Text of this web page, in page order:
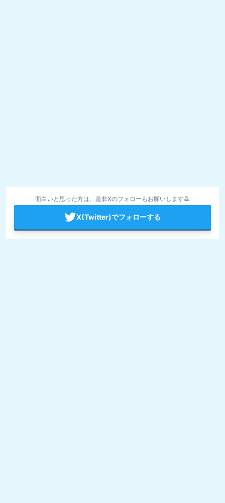
面白いと思った方は、是非Xのフォローもお願いします🙇
X(Twitter)でフォローする